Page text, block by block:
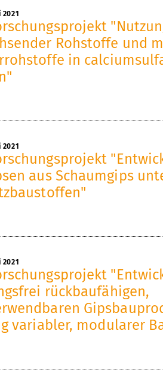
2021
Rohstoffe und
in
2021
aus Schaumgips
2021
rückbaufähigen,
variabler, modularer